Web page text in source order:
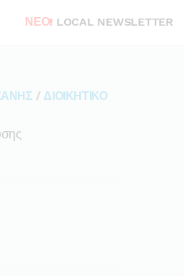
ΝΕΟ! LOCAL NEWSLETTER
/ ΔΙΟΙΚΗΤΙΚΟ